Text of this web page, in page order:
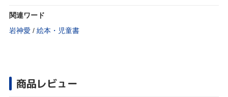
関連ワード
岩神愛 / 絵本・児童書
商品レビュー